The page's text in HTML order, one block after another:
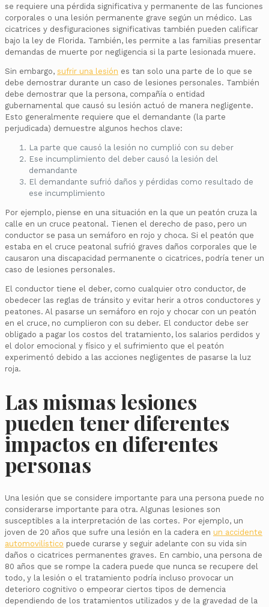
se requiere una pérdida significativa y permanente de las funciones
corporales o una lesión permanente grave según un médico. Las
cicatrices y desfiguraciones significativas también pueden calificar
bajo la ley de Florida. También, les permite a las familias presentar
demandas de muerte por negligencia si la parte lesionada muere.
Sin embargo, sufrir una lesión es tan solo una parte de lo que se
debe demostrar durante un caso de lesiones personales. También
debe demostrar que la persona, compañía o entidad
gubernamental que causó su lesión actuó de manera negligente.
Esto generalmente requiere que el demandante (la parte
perjudicada) demuestre algunos hechos clave:
La parte que causó la lesión no cumplió con su deber
Ese incumplimiento del deber causó la lesión del
demandante
El demandante sufrió daños y pérdidas como resultado de
ese incumplimiento
Por ejemplo, piense en una situación en la que un peatón cruza la
calle en un cruce peatonal. Tienen el derecho de paso, pero un
conductor se pasa un semáforo en rojo y choca. Si el peatón que
estaba en el cruce peatonal sufrió graves daños corporales que le
causaron una discapacidad permanente o cicatrices, podría tener un
caso de lesiones personales.
El conductor tiene el deber, como cualquier otro conductor, de
obedecer las reglas de tránsito y evitar herir a otros conductores y
peatones. Al pasarse un semáforo en rojo y chocar con un peatón
en el cruce, no cumplieron con su deber. El conductor debe ser
obligado a pagar los costos del tratamiento, los salarios perdidos y
el dolor emocional y físico y el sufrimiento que el peatón
experimentó debido a las acciones negligentes de pasarse la luz
roja.
Las mismas lesiones
pueden tener diferentes
impactos en diferentes
personas
Una lesión que se considere importante para una persona puede no
considerarse importante para otra. Algunas lesiones son
susceptibles a la interpretación de las cortes. Por ejemplo, un
joven de 20 años que sufre una lesión en la cadera en un accidente
automovilístico puede curarse y seguir adelante con su vida sin
daños o cicatrices permanentes graves. En cambio, una persona de
80 años que se rompe la cadera puede que nunca se recupere del
todo, y la lesión o el tratamiento podría incluso provocar un
deterioro cognitivo o empeorar ciertos tipos de demencia
dependiendo de los tratamientos utilizados y de la gravedad de la